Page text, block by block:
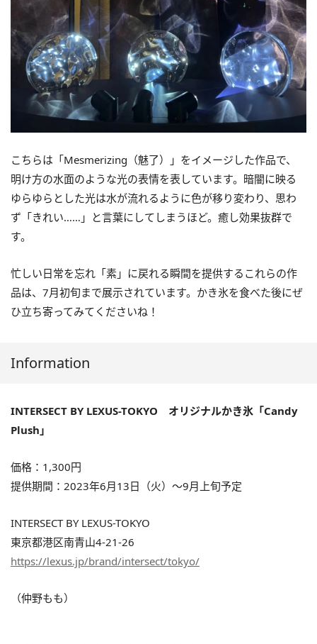
こちらは「Mesmerizing（魅了）」をイメージした作品で、
明け方の水面のような光の表情を表しています。暗闇に映る
ゆらゆらとした光は水が流れるように色が移り変わり、思わ
ず「きれい……」と言葉にしてしまうほど。癒し効果抜群で
す。
忙しい日常を忘れ「素」に戻れる瞬間を提供するこれらの作
品は、7月初旬まで展示されています。かき氷を食べた後にぜ
ひ立ち寄ってみてくださいね！
Information
INTERSECT BY LEXUS-TOKYO オリジナルかき氷「Candy
Plush」
価格：1,300円
提供期間：2023年6月13日（火）～9月上旬予定
INTERSECT BY LEXUS-TOKYO
東京都港区南青山4-21-26
https://lexus.jp/brand/intersect/tokyo/
（仲野もも）